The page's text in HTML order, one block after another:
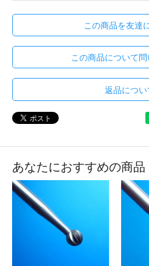
この商品を友達
この商品について問
返品につい
あなたにおすすめの商品